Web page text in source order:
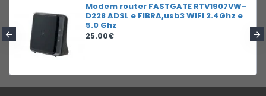
Modem router FASTGATE RTV1907VW-
D228 ADSL e FIBRA,usb3 WIFI 2.4Ghz e
5.0 Ghz
25.00€